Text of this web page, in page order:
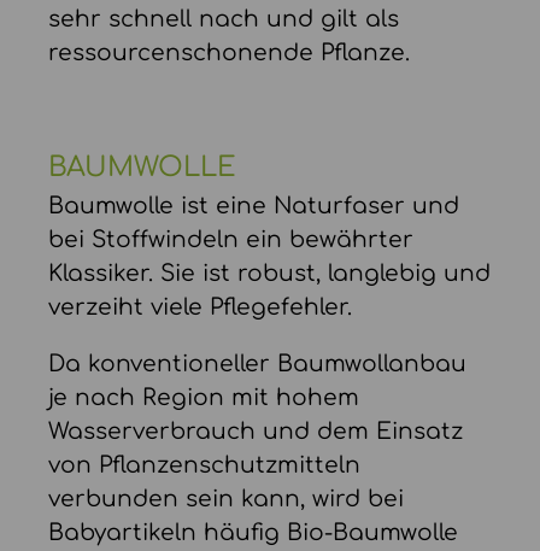
sehr schnell nach und gilt als
ressourcenschonende Pflanze.
BAUMWOLLE
Baumwolle ist eine Naturfaser und
bei Stoffwindeln ein bewährter
Klassiker. Sie ist robust, langlebig und
verzeiht viele Pflegefehler.
Da konventioneller Baumwollanbau
je nach Region mit hohem
Wasserverbrauch und dem Einsatz
von Pflanzenschutzmitteln
verbunden sein kann, wird bei
Babyartikeln häufig Bio-Baumwolle